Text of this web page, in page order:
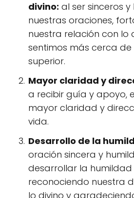
divino: al ser sinceros y
nuestras oraciones,
nuestra relación con lo
sentimos más cerca
superior.
Mayor claridad y
a recibir guía y apoyo,
mayor claridad y
vida.
Desarrollo de la
oración sincera y
desarrollar la
reconociendo nuestra
lo divino y